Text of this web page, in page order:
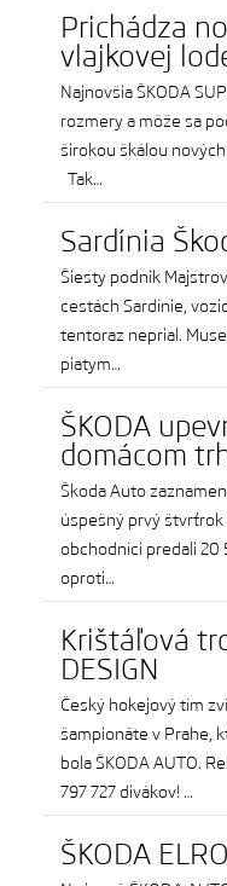
Prichádza
vlajkovej
Najnovšia ŠKODA
rozmery a môže sa
širokou škálou
Tak…
Sardínia
Šiesty podnik
cestách Sardínie,
tentoraz neprial.
piatym…
ŠKODA
domácom
Škoda Auto
úspešný prvý
obchodníci predali 20
oproti…
Krištáľová
DESIGN
Český hokejový tím
šampionáte v Prahe,
bola ŠKODA AUTO.
797 727 divákov! …
ŠKODA